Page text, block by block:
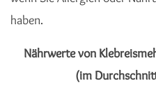
haben.
Nährwerte von
(im